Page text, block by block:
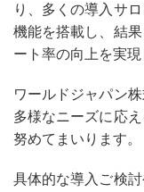
り、多くの導入サ
機能を搭載し、結
ート率の向上を実現
ワールドジャパン
多様なニーズに応
努めてまいります。
具体的な導入ご検